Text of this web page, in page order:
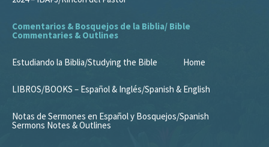
Comentarios & Bosquejos de la Biblia/ Bible
Commentaries & Outlines
Estudiando la Biblia/Studying the Bible Home
LIBROS/BOOKS – Español & Inglés/Spanish & English
Notas de Sermones en Español y Bosquejos/Spanish
Sermons Notes & Outlines